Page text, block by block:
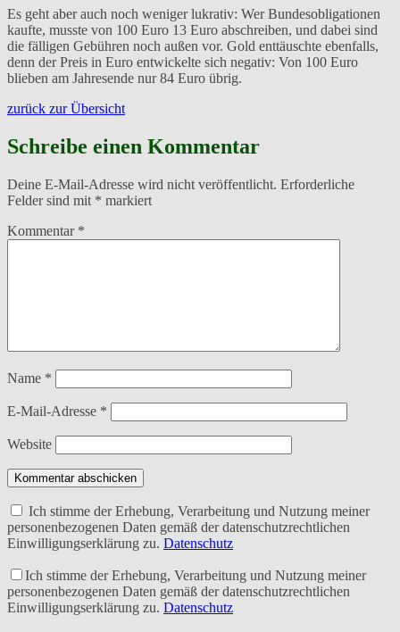
Es geht aber auch noch weniger lukrativ: Wer Bundesobligationen
kaufte, musste von 100 Euro 13 Euro abschreiben, und dabei sind
die fälligen Gebühren noch außen vor. Gold enttäuschte ebenfalls,
denn der Preis in Euro entwickelte sich negativ: Von 100 Euro
blieben am Jahresende nur 84 Euro übrig.
zurück zur Übersicht
Schreibe einen Kommentar
Deine E-Mail-Adresse wird nicht veröffentlicht. Erforderliche
Felder sind mit * markiert
Kommentar *
Name *
E-Mail-Adresse *
Website
Kommentar abschicken
Ich stimme der Erhebung, Verarbeitung und Nutzung meiner
personenbezogenen Daten gemäß der datenschutzrechtlichen
Einwilligungserklärung zu. Datenschutz
Ich stimme der Erhebung, Verarbeitung und Nutzung meiner
personenbezogenen Daten gemäß der datenschutzrechtlichen
Einwilligungserklärung zu. Datenschutz